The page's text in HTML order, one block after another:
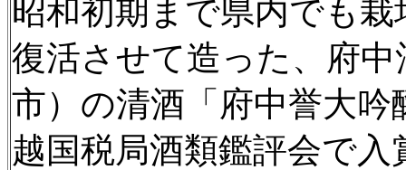
昭和初期まで県内でも
復活させて造った、府
市）の清酒「府中誉大
越国税局酒類鑑評会で